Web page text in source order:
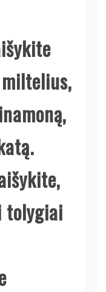
tolygiai